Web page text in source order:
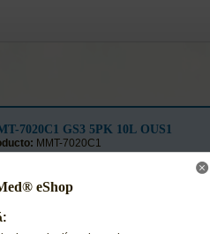
7020C1 GS3 5PK 10L OUS1
MMT-7020C1
AUTORIZACION DE SU EPS**
nuevo MiniMed® eShop